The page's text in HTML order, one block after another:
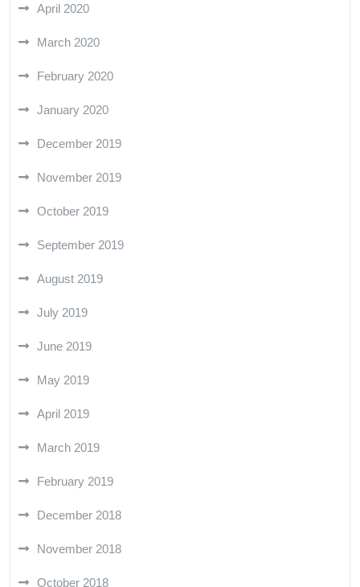
April 2020
March 2020
February 2020
January 2020
December 2019
November 2019
October 2019
September 2019
August 2019
July 2019
June 2019
May 2019
April 2019
March 2019
February 2019
December 2018
November 2018
October 2018